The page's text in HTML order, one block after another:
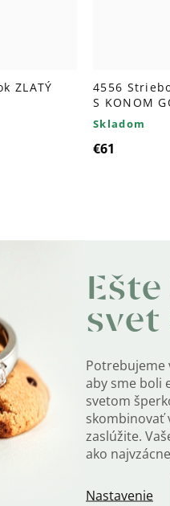
svet
Potrebujeme
aby sme boli
svetom
skombinovať
zaslúžite.
ako
Nastavenie
ZLATÝ
4556
S KONOM
Skladom
€61
nosiť tesne pri krku.